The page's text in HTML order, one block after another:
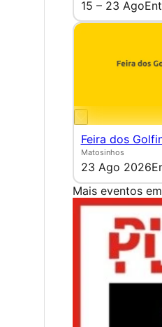
15 – 23 Ago
Feira dos
Matosinhos
23 Ago 2026
Mais eventos